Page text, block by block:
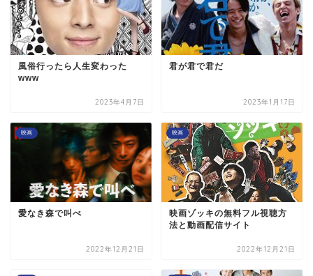
風俗行ったら人生変わった
www
2023年4月7日
君が君で君だ
2023年1月17日
映画
愛なき森で叫べ
2022年12月21日
映画
映画ゾッキの無料フル視聴方
法と動画配信サイト
2022年12月21日